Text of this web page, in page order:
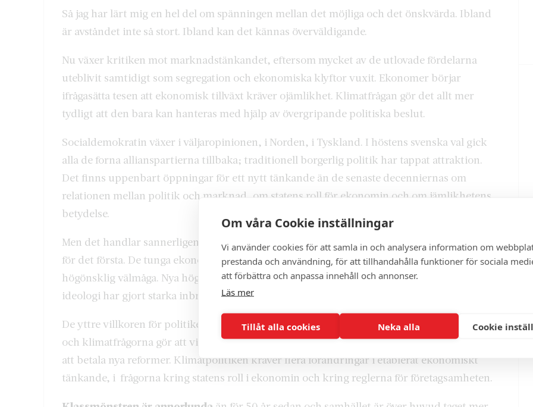
Om våra Cookie inställningar
Vi använder cookies för att samla in och analysera information om
prestanda och användning, för att tillhandahålla funktioner för sociala
att förbättra och anpassa innehåll och annonser.
Läs mer
Tillåt alla cookies Neka alla Cookie
Så jag har lärt mig en hel del om spänningen mellan det möjliga och det önskvärda. Ibland
är avståndet inte så stort. Ibland kan det kännas överväldigande.
Nu växer kritiken mot marknadstänkandet, eftersom mycket av de utlovade fördelarna
uteblivit samtidigt som segregation och ekonomiska klyftor vuxit. Ekonomer börjar
ifrågasätta tesen att ekonomisk tillväxt kräver ojämlikhet. Klimatfrågan gör det allt mer
tydligt att den bara kan hanteras med hjälp av övergripande politiska beslut.
Socialdemokratin växer i väljaropinionen, i Norden, i Tyskland. I höstens svenska val gick
alla de forna allianspartierna tillbaka; traditionell borgerlig politik har tappat attraktion.
Det finns uppenbart öppningar för ett nytt tänkande än de senaste decenniernas om
relationen mellan politik och marknad, om statens roll för ekonomin och om jämlikhetens
betydelse.
Men det handlar sannerligen inte om någon enkel promenad i parken. Det finns motkrafter,
för det första. De tunga ekonomiska intressena bakom marknadstänkandet lever i
högönsklig välmåga. Nya högerpopulistiska missnöjespartiet med grumlig underliggande
ideologi har gjort starka inbrytningar i väljarkåren.
De yttre villkoren för politiken är, för det andra, annorlunda än på folkhemmets tid. Miljö-
och klimatfrågorna gör att vi inte lika självklart som då kan satsa på ekonomisk tillväxt för
att betala nya reformer. Klimatpolitiken kräver flera förändringar i etablerat ekonomiskt
tänkande, i frågorna kring statens roll i ekonomin och kring reglerna för företagsamheten.